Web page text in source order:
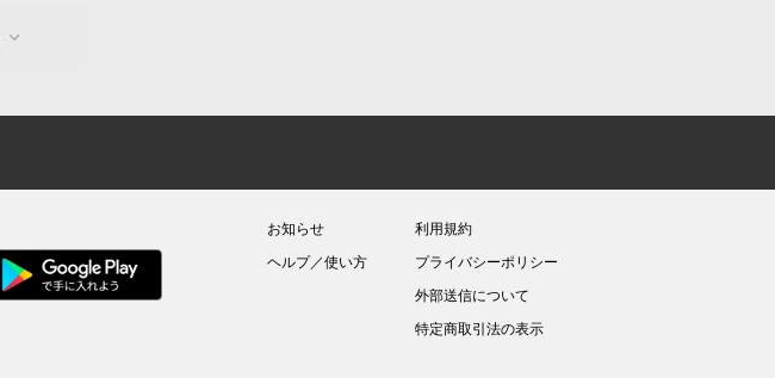
お知らせ
ヘルプ／使い方
利用規約
プライバシーポリシー
外部送信について
特定商取引法の表示